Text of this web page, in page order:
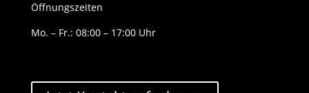
Öffnungszeiten
Mo. – Fr.: 08:00 – 17:00 Uhr